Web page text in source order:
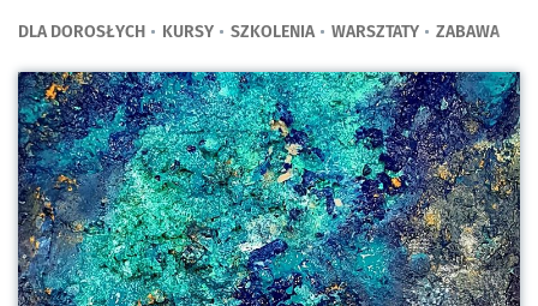
DLA DOROSŁYCH KURSY SZKOLENIA WARSZTATY ZABAWA
Kliknij, aby powiększyć